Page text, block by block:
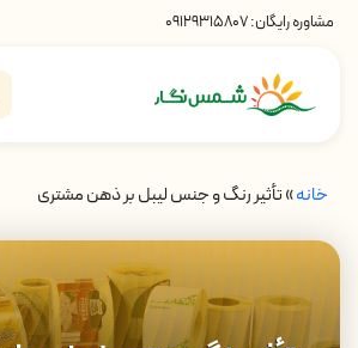
مشاوره رایگان:09129315807
خانه»تأثیر رنگ و جنس لیبل بر ذهن مشتری